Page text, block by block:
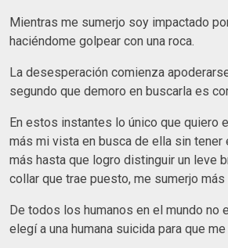
Mientras me sumerjo soy impactado
haciéndome golpear con una roca.
La desesperación comienza
segundo que demoro en buscarla es
En estos instantes lo único que quiero
más mi vista en busca de ella sin tener
más hasta que logro distinguir un leve
collar que trae puesto, me sumerjo más
De todos los humanos en el mundo no
elegí a una humana suicida para que